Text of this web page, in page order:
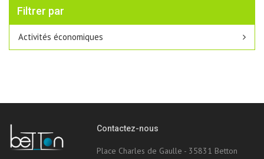
Filtrer par
Activités économiques
Contactez-nous
Place Charles de Gaulle - 35831 Betton